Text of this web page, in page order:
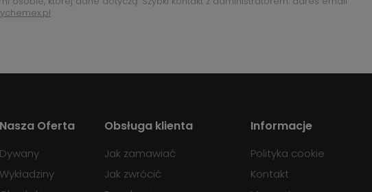
Nasza Oferta
Dywany
Wykładziny
Obsługa klienta
Jak zamawiać
Jak zwrócić
Informacje
Polityka cookie
Kontakt